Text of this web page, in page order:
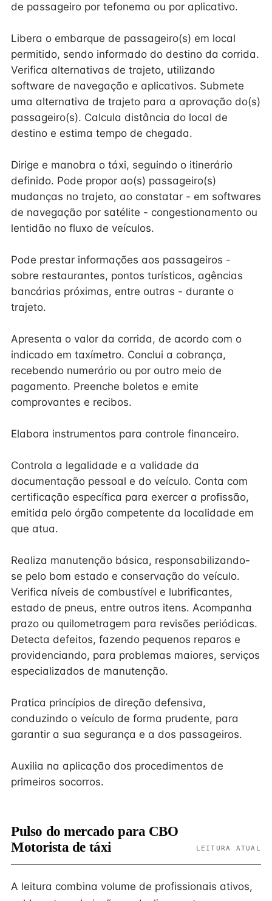
de passageiro por tefonema ou por aplicativo.
Libera o embarque de passageiro(s) em local
permitido, sendo informado do destino da corrida.
Verifica alternativas de trajeto, utilizando
software de navegação e aplicativos. Submete
uma alternativa de trajeto para a aprovação do(s)
passageiro(s). Calcula distância do local de
destino e estima tempo de chegada.
Dirige e manobra o táxi, seguindo o itinerário
definido. Pode propor ao(s) passageiro(s)
mudanças no trajeto, ao constatar - em softwares
de navegação por satélite - congestionamento ou
lentidão no fluxo de veículos.
Pode prestar informações aos passageiros -
sobre restaurantes, pontos turísticos, agências
bancárias próximas, entre outras - durante o
trajeto.
Apresenta o valor da corrida, de acordo com o
indicado em taxímetro. Conclui a cobrança,
recebendo numerário ou por outro meio de
pagamento. Preenche boletos e emite
comprovantes e recibos.
Elabora instrumentos para controle financeiro.
Controla a legalidade e a validade da
documentação pessoal e do veículo. Conta com
certificação específica para exercer a profissão,
emitida pelo órgão competente da localidade em
que atua.
Realiza manutenção básica, responsabilizando-
se pelo bom estado e conservação do veículo.
Verifica níveis de combustível e lubrificantes,
estado de pneus, entre outros itens. Acompanha
prazo ou quilometragem para revisões periódicas.
Detecta defeitos, fazendo pequenos reparos e
providenciando, para problemas maiores, serviços
especializados de manutenção.
Pratica princípios de direção defensiva,
conduzindo o veículo de forma prudente, para
garantir a sua segurança e a dos passageiros.
Auxilia na aplicação dos procedimentos de
primeiros socorros.
Pulso do mercado para CBO
Motorista de táxi
LEITURA ATUAL
A leitura combina volume de profissionais ativos,